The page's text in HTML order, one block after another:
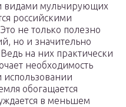
видами мульчирующих
российскими
не только полезно
но и значительно
на них практически
необходимость
использовании
обогащается
в меньшем